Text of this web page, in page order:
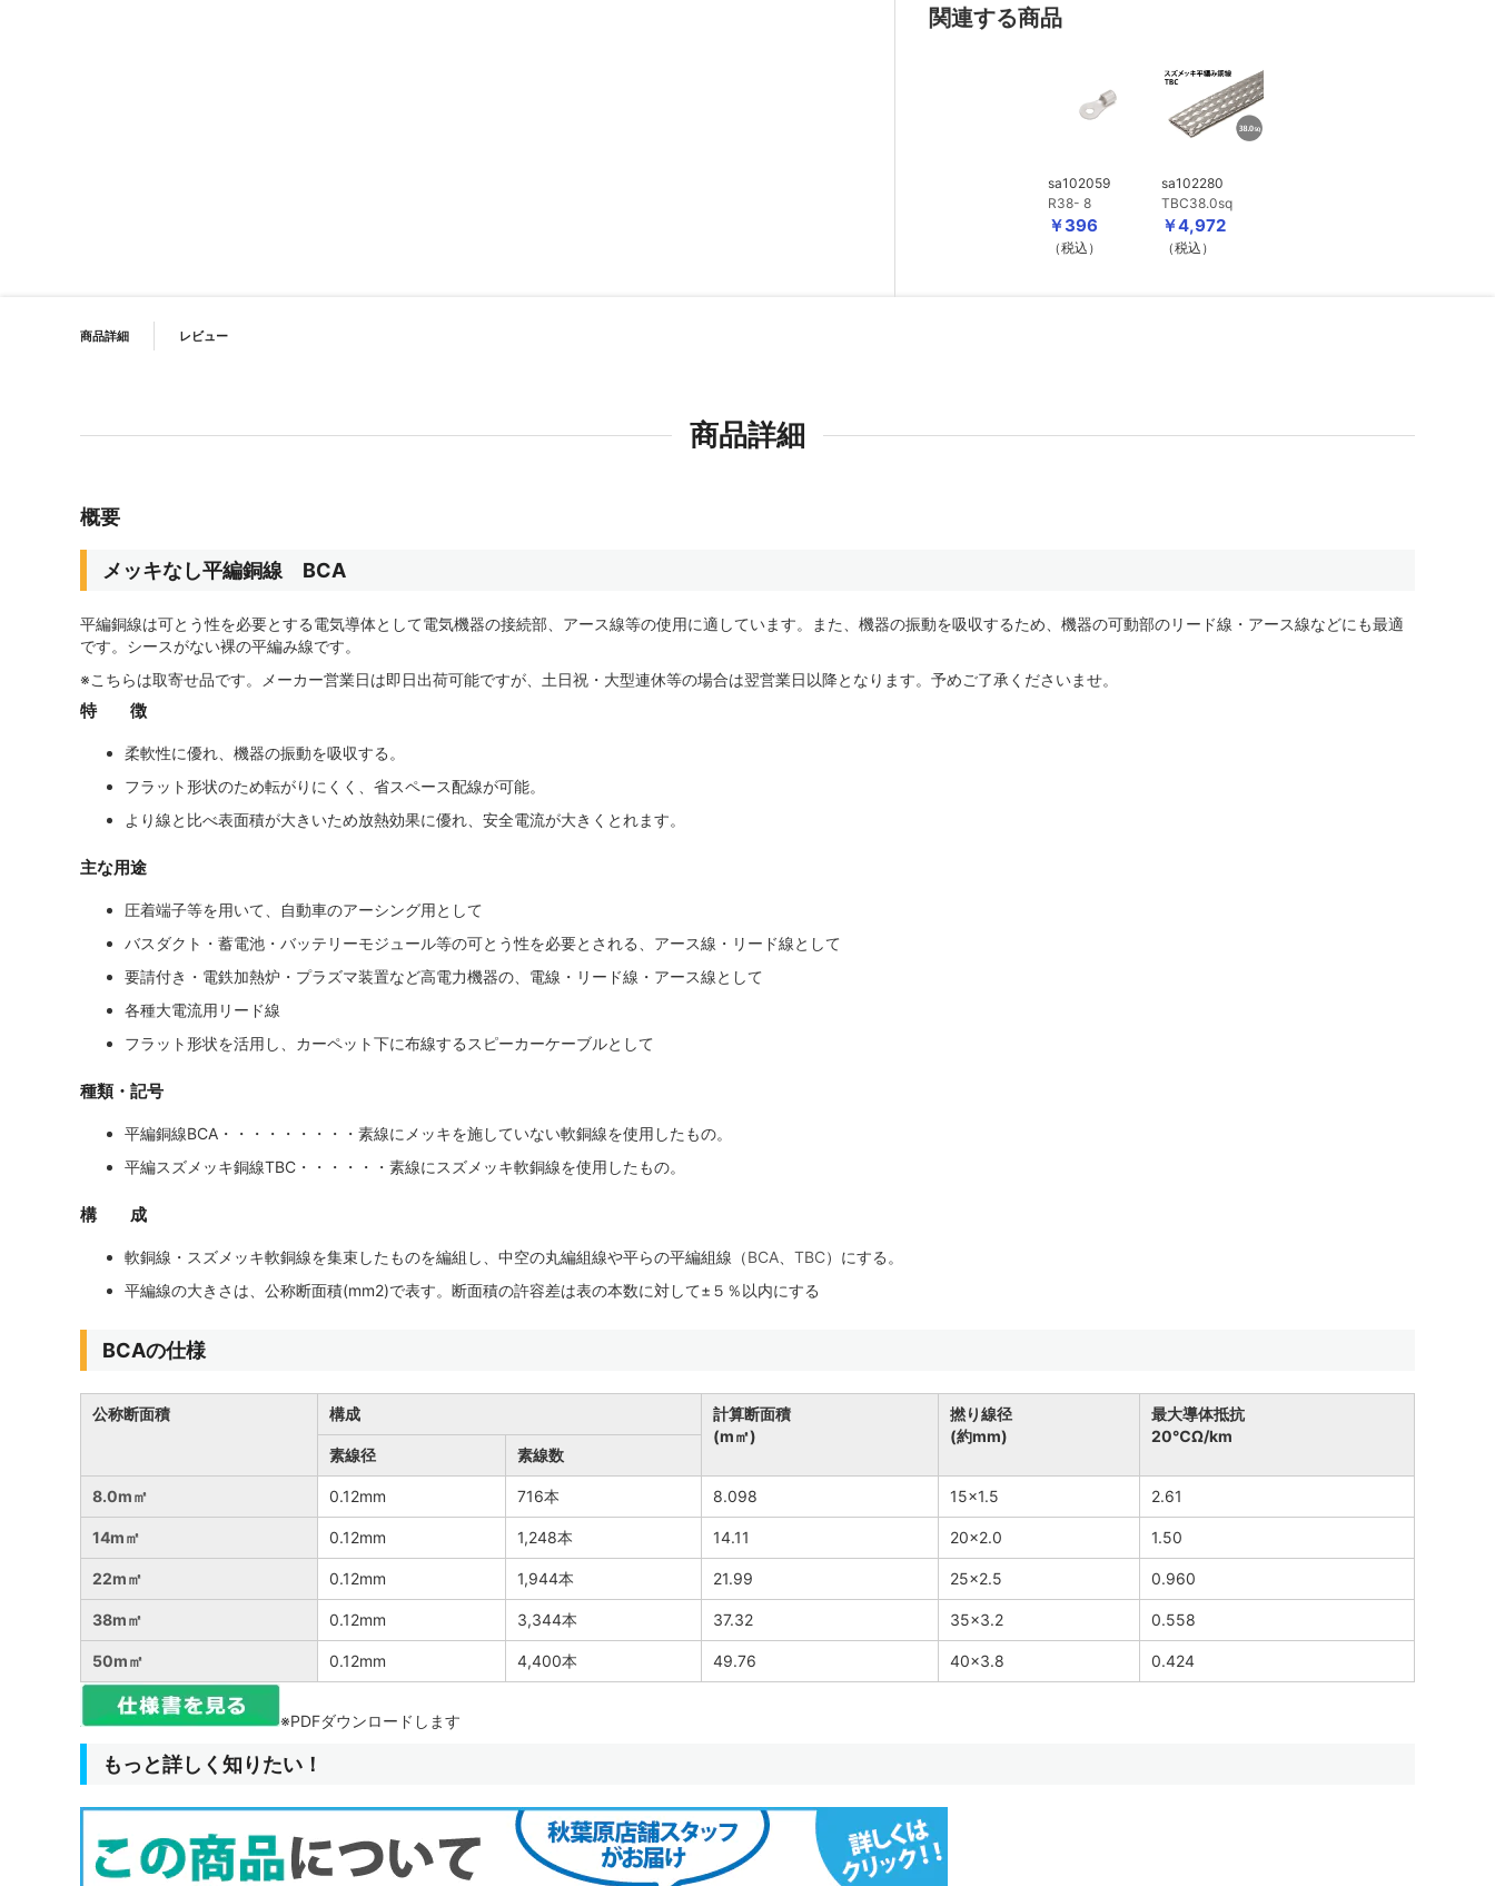
関連する商品
sa102059
R38- 8
￥396
（税込）
sa102280
TBC38.0sq
￥4,972
（税込）
商品詳細 レビュー
商品詳細
概要
メッキなし平編銅線 BCA
平編銅線は可とう性を必要とする電気導体として電気機器の接続部、アース線等の使用に適しています。また、機器の振動を吸収するため、機器の可動部のリード線・アース線などにも最適
です。シースがない裸の平編み線です。
※こちらは取寄せ品です。メーカー営業日は即日出荷可能ですが、土日祝・大型連休等の場合は翌営業日以降となります。予めご了承くださいませ。
特 徴
柔軟性に優れ、機器の振動を吸収する。
フラット形状のため転がりにくく、省スペース配線が可能。
より線と比べ表面積が大きいため放熱効果に優れ、安全電流が大きくとれます。
主な用途
圧着端子等を用いて、自動車のアーシング用として
バスダクト・蓄電池・バッテリーモジュール等の可とう性を必要とされる、アース線・リード線として
要請付き・電鉄加熱炉・プラズマ装置など高電力機器の、電線・リード線・アース線として
各種大電流用リード線
フラット形状を活用し、カーペット下に布線するスピーカーケーブルとして
種類・記号
平編銅線BCA・・・・・・・・・素線にメッキを施していない軟銅線を使用したもの。
平編スズメッキ銅線TBC・・・・・・素線にスズメッキ軟銅線を使用したもの。
構 成
軟銅線・スズメッキ軟銅線を集束したものを編組し、中空の丸編組線や平らの平編組線（BCA TBC）にする。
平編線の大きさは、公称断面積(mm2)で表す。断面積の許容差は表の本数に対して±５％以内にする
BCAの仕様
公称断面積 構成
計算断面積
(m㎡)
撚り線径
(約mm)
最大導体抵抗
20℃Ω/km
素線径
素線数
8.0m㎡ 0.12mm 716本 8.098 15×1.5 2.61
14m㎡ 0.12mm 1,248本 14.11 20×2.0 1.50
22m㎡ 0.12mm 1,944本 21.99 25×2.5 0.960
38m㎡ 0.12mm 3,344本 37.32 35×3.2 0.558
50m㎡ 0.12mm 4,400本 49.76 40×3.8 0.424
※PDFダウンロードします
もっと詳しく知りたい！